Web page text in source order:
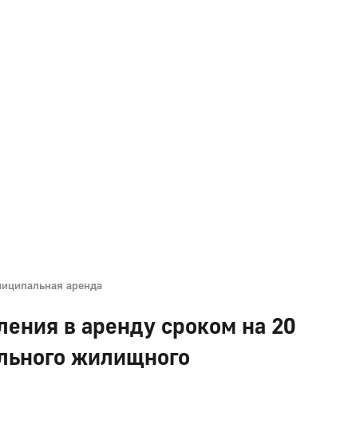
аренда
в аренду сроком на 20
жилищного